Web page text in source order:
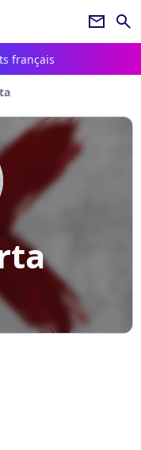
newsletter search
français